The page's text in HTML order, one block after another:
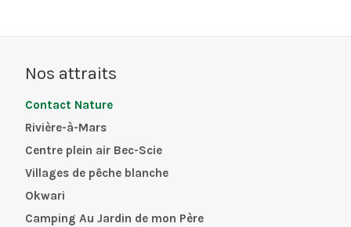
Nos attraits
Contact Nature
Rivière-à-Mars
Centre plein air Bec-Scie
Villages de pêche blanche
Okwari
Camping Au Jardin de mon Père